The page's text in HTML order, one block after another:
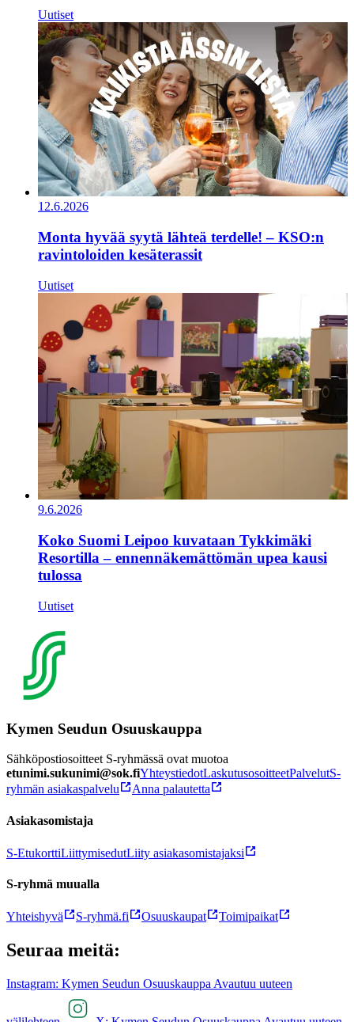
Uutiset
12.6.2026
Monta hyvää syytä lähteä terdelle! – KSO:n
ravintoloiden kesäterassit
Uutiset
9.6.2026
Koko Suomi Leipoo kuvataan Tykkimäki
Resortilla – ennennäkemättömän upea kausi
tulossa
Uutiset
Kymen Seudun Osuuskauppa
Sähköpostiosoitteet S-ryhmässä ovat muotoa
etunimi.sukunimi@sok.fiYhteystiedotLaskutusosoitteetPalvelutS-
ryhmän asiakaspalvelu
Anna palautetta
Asiakasomistaja
S-EtukorttiLiittymisedutLiity asiakasomistajaksi
S-ryhmä muualla
Yhteishyvä S-ryhmä.fi Osuuskaupat Toimipaikat
Seuraa meitä:
Instagram: Kymen Seudun Osuuskauppa Avautuu uuteen